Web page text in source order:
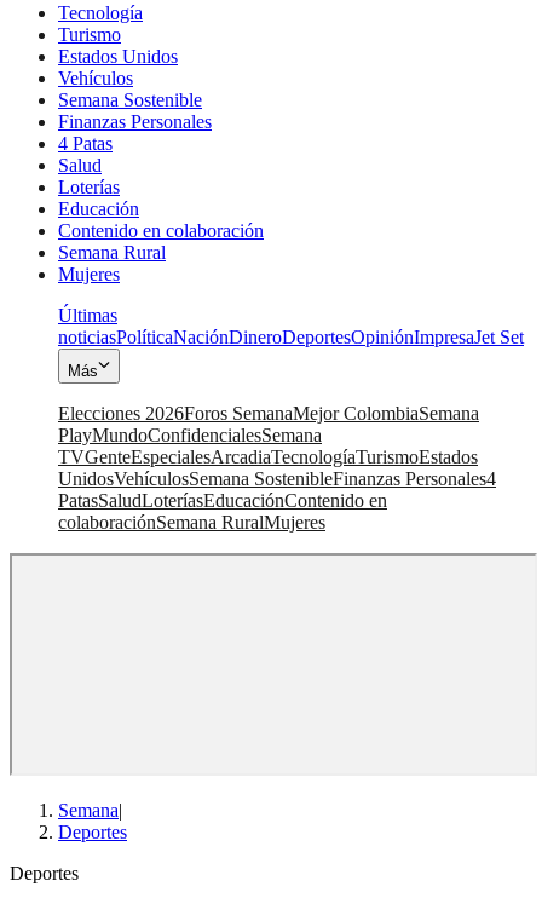
Tecnología
Turismo
Estados Unidos
Vehículos
Semana Sostenible
Finanzas Personales
4 Patas
Salud
Loterías
Educación
Contenido en colaboración
Semana Rural
Mujeres
Últimas
noticiasPolíticaNaciónDineroDeportesOpiniónImpresaJet Set
Más
Elecciones 2026Foros SemanaMejor ColombiaSemana
PlayMundoConfidencialesSemana
TVGenteEspecialesArcadiaTecnologíaTurismoEstados
UnidosVehículosSemana SostenibleFinanzas Personales4
PatasSaludLoteríasEducaciónContenido en
colaboraciónSemana RuralMujeres
Semana|
Deportes
Deportes